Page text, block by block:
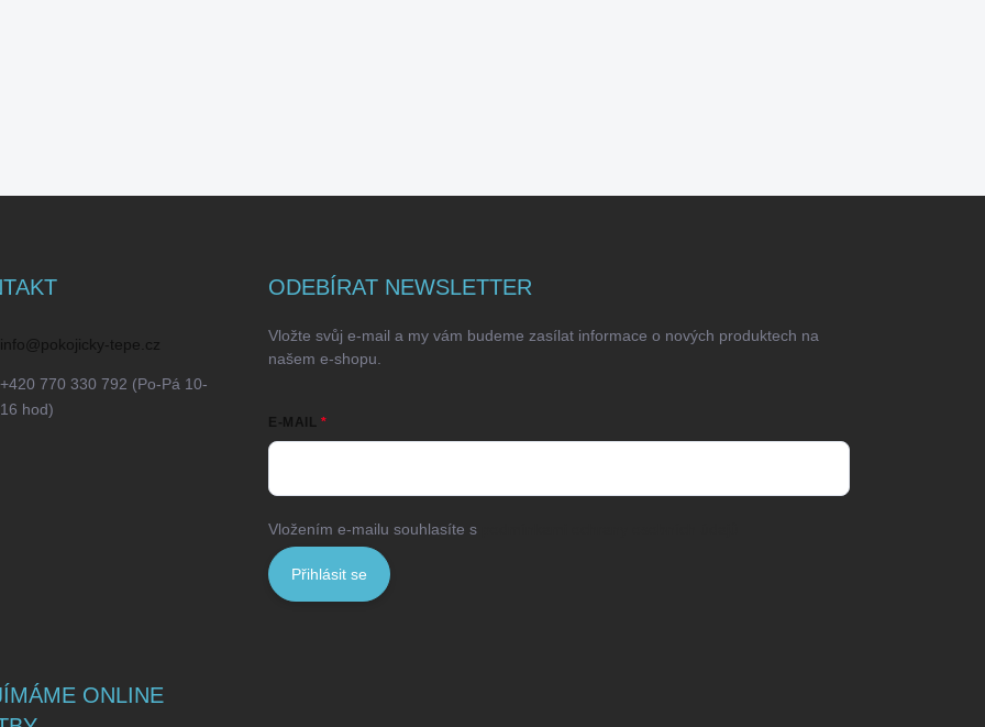
info @pokojicky-tepe.cz
+420 770 330 792 (Po-Pá 10-
16 hod)
ODEBÍRAT NEWSLETTER
Vložte svůj e-mail a my vám budeme zasílat informace o nových produktech na
našem e-shopu.
E-MAIL
Vložením e-mailu souhlasíte s
Přihlásit se
ONLINE